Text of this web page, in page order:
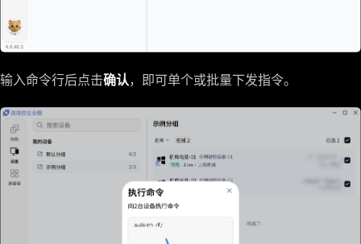
输入命令行后点击确认，即可单个或批量下发指令。